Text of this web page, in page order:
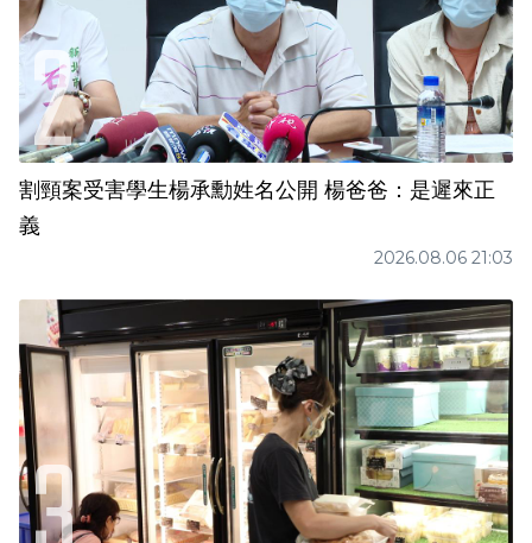
割頸案受害學生楊承勳姓名公開 楊爸爸：是遲來正
義
2026.08.06 21:03